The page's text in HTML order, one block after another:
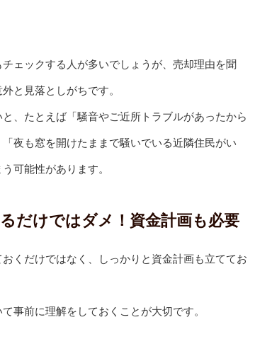
ェックする人が多いでしょうが、売却理由を聞
と見落としがちです。
、たとえば「騒音やご近所トラブルがあったから
夜も窓を開けたままで騒いでいる近隣住民がい
可能性があります。
だけではダメ！資金計画も必要
くだけではなく、しっかりと資金計画も立ててお
事前に理解をしておくことが大切です。